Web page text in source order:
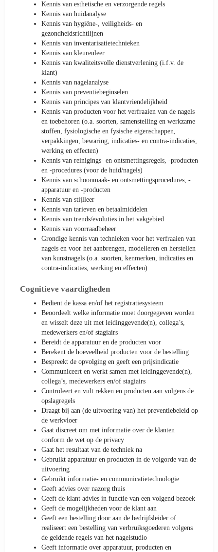
Kennis van esthetische en verzorgende regels
Kennis van huidanalyse
Kennis van hygiëne-, veiligheids- en
gezondheidsrichtlijnen
Kennis van inventarisatietechnieken
Kennis van kleurenleer
Kennis van kwaliteitsvolle dienstverlening (i.f.v. de
klant)
Kennis van nagelanalyse
Kennis van preventiebeginselen
Kennis van principes van klantvriendelijkheid
Kennis van producten voor het verfraaien van de nagels
en toebehoren (o.a. soorten, samenstelling en werkzame
stoffen, fysiologische en fysische eigenschappen,
verpakkingen, bewaring, indicaties- en contra-indicaties,
werking en effecten)
Kennis van reinigings- en ontsmettingsregels, -producten
en -procedures (voor de huid/nagels)
Kennis van schoonmaak- en ontsmettingsprocedures, -
apparatuur en -producten
Kennis van stijlleer
Kennis van tarieven en betaalmiddelen
Kennis van trends/evoluties in het vakgebied
Kennis van voorraadbeheer
Grondige kennis van technieken voor het verfraaien van
nagels en voor het aanbrengen, modelleren en herstellen
van kunstnagels (o.a. soorten, kenmerken, indicaties en
contra-indicaties, werking en effecten)
Cognitieve vaardigheden
Bedient de kassa en/of het registratiesysteem
Beoordeelt welke informatie moet doorgegeven worden
en wisselt deze uit met leidinggevende(n), collega’s,
medewerkers en/of stagiairs
Bereidt de apparatuur en de producten voor
Berekent de hoeveelheid producten voor de bestelling
Bespreekt de opvolging en geeft een prijsindicatie
Communiceert en werkt samen met leidinggevende(n),
collega’s, medewerkers en/of stagiairs
Controleert en vult rekken en producten aan volgens de
opslagregels
Draagt bij aan (de uitvoering van) het preventiebeleid op
de werkvloer
Gaat discreet om met informatie over de klanten
conform de wet op de privacy
Gaat het resultaat van de techniek na
Gebruikt apparatuur en producten in de volgorde van de
uitvoering
Gebruikt informatie- en communicatietechnologie
Geeft advies over nazorg thuis
Geeft de klant advies in functie van een volgend bezoek
Geeft de mogelijkheden voor de klant aan
Geeft een bestelling door aan de bedrijfsleider of
realiseert een bestelling van verbruiksgoederen volgens
de geldende regels van het nagelstudio
Geeft informatie over apparatuur, producten en